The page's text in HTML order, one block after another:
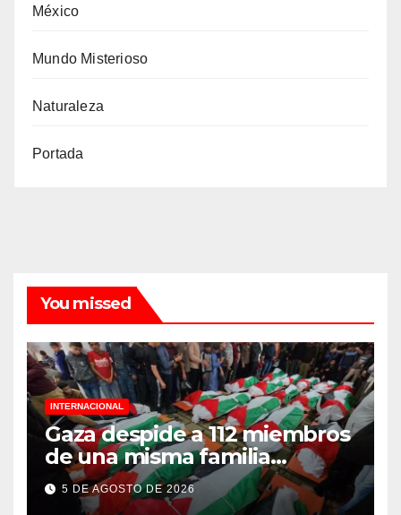
México
Mundo Misterioso
Naturaleza
Portada
You missed
INTERNACIONAL
Gaza despide a 112 miembros
de una misma familia
asesinados durante el
genocidio
5 DE AGOSTO DE 2026